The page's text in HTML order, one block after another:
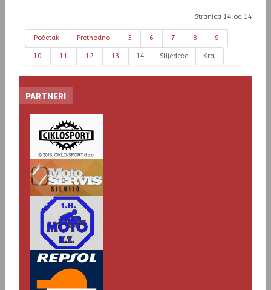
Stranica 14 od 14
Početak Prethodno 5 6 7 8 9
10 11 12 13 14 Slijedeće Kraj
PARTNERI